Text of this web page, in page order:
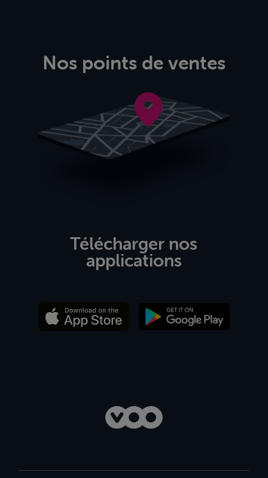
Nos points de ventes
Télécharger nos
applications